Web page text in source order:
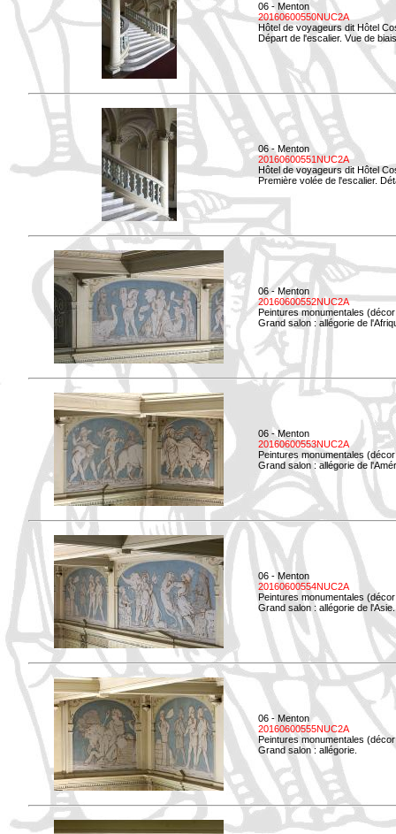
06 - Menton
20160600550NUC2A
Hôtel de voyageurs dit Hôtel
Départ de l'escalier. Vue de
06 - Menton
20160600551NUC2A
Hôtel de voyageurs dit Hôtel
Première volée de l'escalier.
06 - Menton
20160600552NUC2A
Peintures monumentales
Grand salon : allégorie de
06 - Menton
20160600553NUC2A
Peintures monumentales
Grand salon : allégorie de
06 - Menton
20160600554NUC2A
Peintures monumentales
Grand salon : allégorie de l'Asie.
06 - Menton
20160600555NUC2A
Peintures monumentales
Grand salon : allégorie.